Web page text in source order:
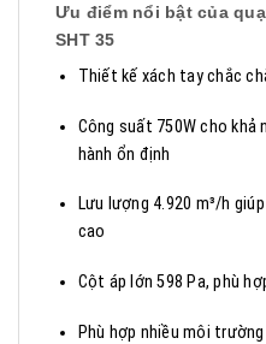
Ưu điểm nổi bật của
SHT 35
Thiết kế xách tay chắc
Công suất 750W cho khả
hành ổn định
Lưu lượng 4.920 m³/h
cao
Cột áp lớn 598 Pa, phù
Phù hợp nhiều môi